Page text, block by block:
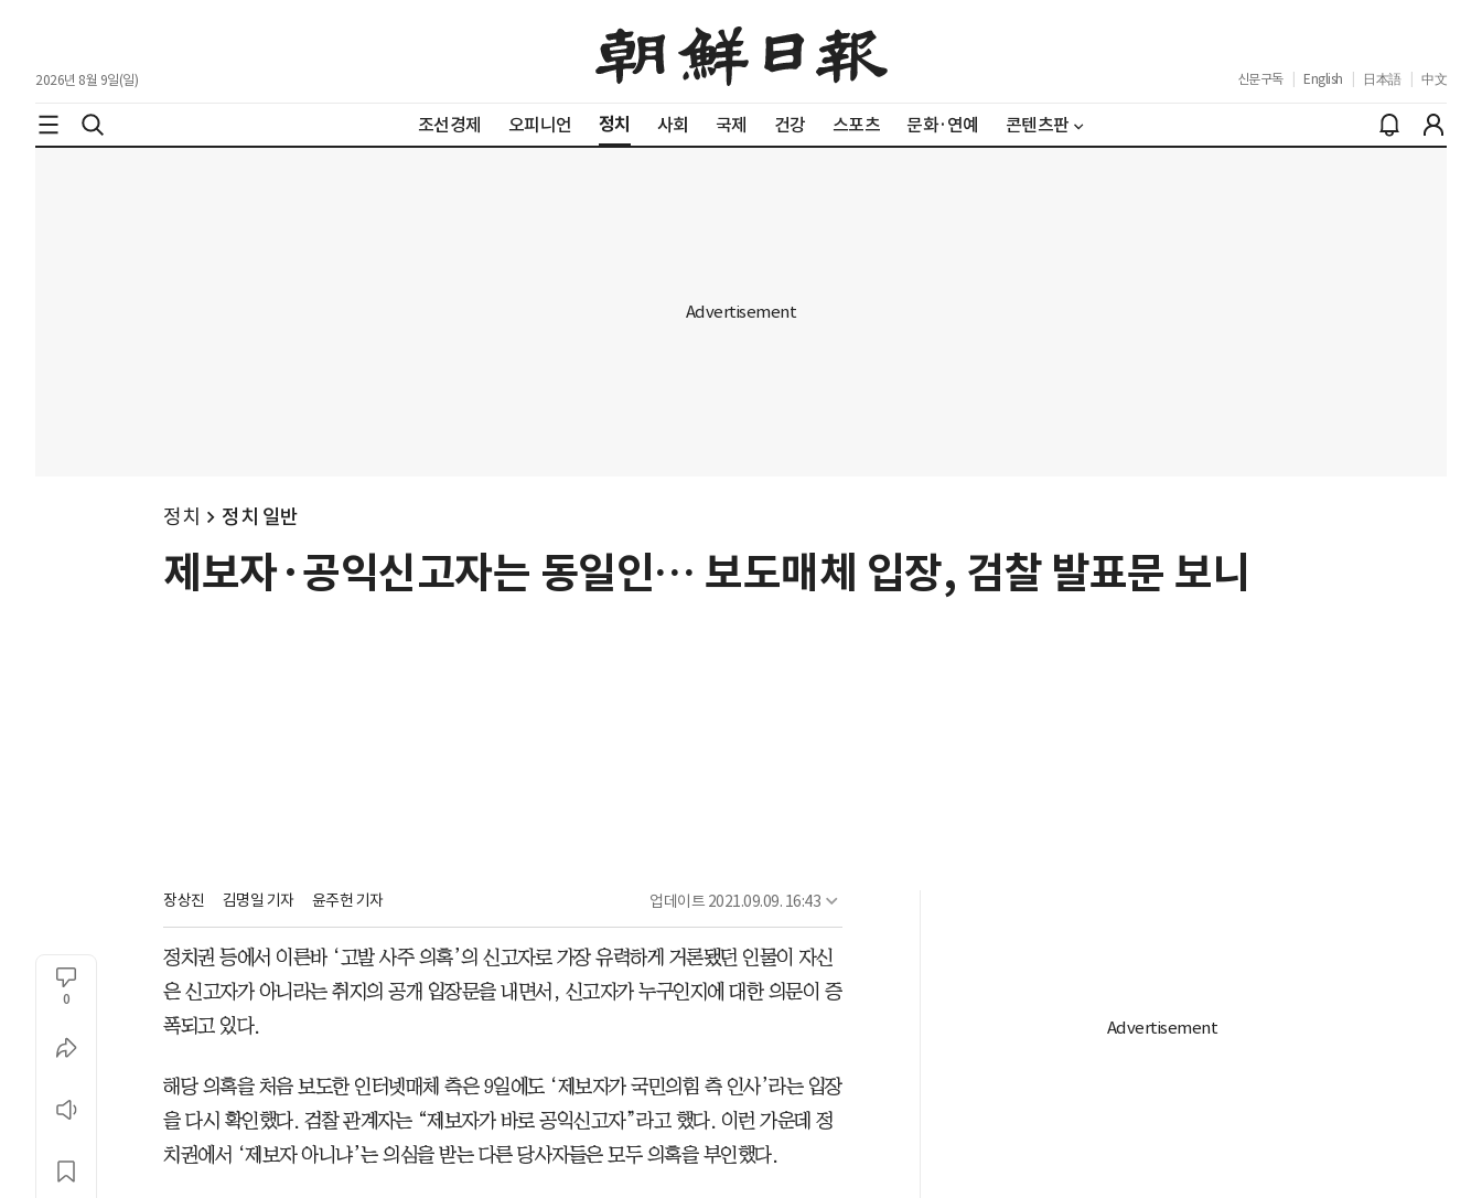
2026년 8월 9일(일) 신문구독 English 日本語 中文
조선경제 오피니언 정치 사회 국제 건강 스포츠 문화·연예 콘텐츠판
정치 정치 일반
제보자·공익신고자는 동일인… 보도매체 입장, 검찰 발표문 보니
장상진 김명일 기자 윤주헌 기자 업데이트 2021.09.09. 16:43
0
정치권 등에서 이른바 ‘고발 사주 의혹’의 신고자로 가장 유력하게 거론됐던 인물이 자신
은 신고자가 아니라는 취지의 공개 입장문을 내면서, 신고자가 누구인지에 대한 의문이 증
폭되고 있다.
해당 의혹을 처음 보도한 인터넷매체 측은 9일에도 ‘제보자가 국민의힘 측 인사’라는 입장
을 다시 확인했다. 검찰 관계자는 “제보자가 바로 공익신고자”라고 했다. 이런 가운데 정
치권에서 ‘제보자 아니냐’는 의심을 받는 다른 당사자들은 모두 의혹을 부인했다.